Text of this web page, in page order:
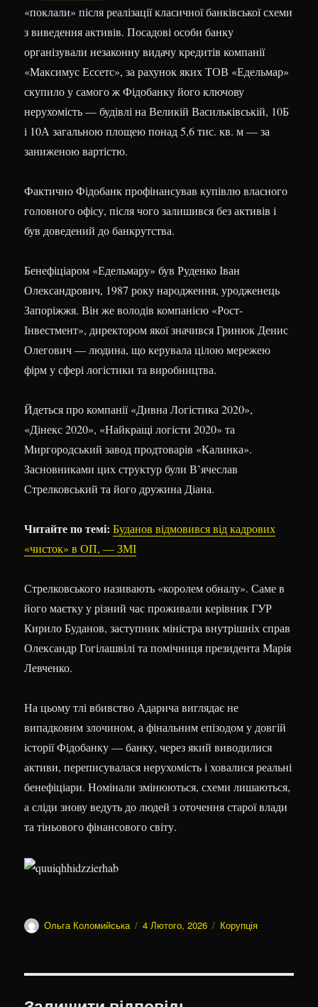
«поклали» після реалізації класичної банківської схеми
з виведення активів. Посадові особи банку
організували незаконну видачу кредитів компанії
«Максимус Ессетс», за рахунок яких ТОВ «Едельмар»
скупило у самого ж Фідобанку його ключову
нерухомість — будівлі на Великій Васильківській, 10Б
і 10А загальною площею понад 5,6 тис. кв. м — за
заниженою вартістю.
Фактично Фідобанк профінансував купівлю власного
головного офісу, після чого залишився без активів і
був доведений до банкрутства.
Бенефіціаром «Едельмару» був Руденко Іван
Олександрович, 1987 року народження, уродженець
Запоріжжя. Він же володів компанією «Рост-
Інвестмент», директором якої значився Гринюк Денис
Олегович — людина, що керувала цілою мережею
фірм у сфері логістики та виробництва.
Йдеться про компанії «Дивна Логістика 2020»,
«Дінекс 2020», «Найкращі логісти 2020» та
Миргородський завод продтоварів «Калинка».
Засновниками цих структур були В’ячеслав
Стрелковський та його дружина Діана.
Читайте по темі: Буданов відмовився від кадрових
«чисток» в ОП, — ЗМІ
Стрелковського називають «королем обналу». Саме в
його маєтку у різний час проживали керівник ГУР
Кирило Буданов, заступник міністра внутрішніх справ
Олександр Гогілашвілі та помічниця президента Марія
Левченко.
На цьому тлі вбивство Адарича виглядає не
випадковим злочином, а фінальним епізодом у довгій
історії Фідобанку — банку, через який виводилися
активи, переписувалася нерухомість і ховалися реальні
бенефіціари. Номінали змінюються, схеми лишаються,
а сліди знову ведуть до людей з оточення старої влади
та тіньового фінансового світу.
Автор
Ольга Коломийська Оприлюднено
4 Лютого, 2026 Категорії
Корупція